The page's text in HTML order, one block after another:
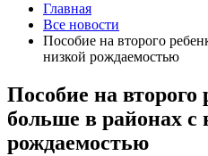
Главная
Все новости
Пособие на второго
низкой рождаемостью
Пособие на второго
больше в районах с
рождаемостью